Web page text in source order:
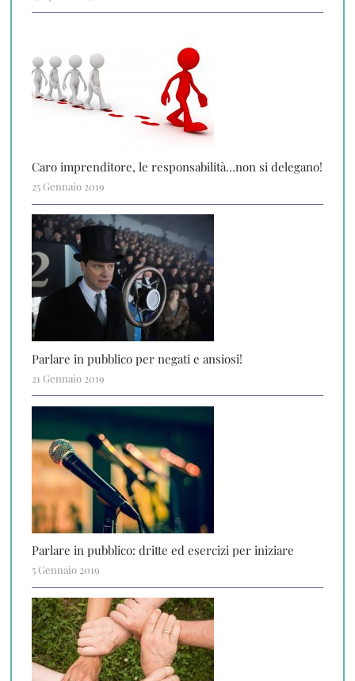
Caro imprenditore, le responsabilità…non si delegano!
25 Gennaio 2019
Parlare in pubblico per negati e ansiosi!
21 Gennaio 2019
Parlare in pubblico: dritte ed esercizi per iniziare
5 Gennaio 2019